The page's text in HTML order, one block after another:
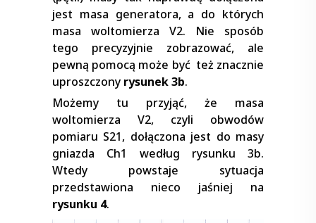
jest masa generatora, a do których
masa woltomierza V2. Nie sposób
tego precyzyjnie zobrazować, ale
pewną pomocą może być też znacznie
uproszczony rysunek 3b.
Możemy tu przyjąć, że masa
woltomierza V2, czyli obwodów
pomiaru S21, dołączona jest do masy
gniazda Ch1 według rysunku 3b.
Wtedy powstaje sytuacja
przedstawiona nieco jaśniej na
rysunku 4.